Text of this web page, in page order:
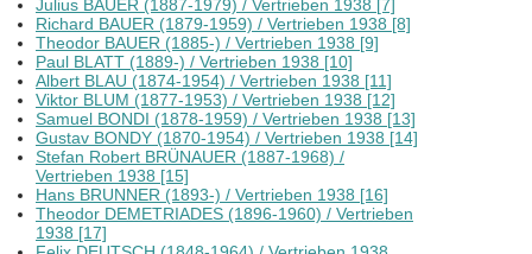
Julius BAUER (1887-1979) / Vertrieben 1938 [7]
Richard BAUER (1879-1959) / Vertrieben 1938 [8]
Theodor BAUER (1885-) / Vertrieben 1938 [9]
Paul BLATT (1889-) / Vertrieben 1938 [10]
Albert BLAU (1874-1954) / Vertrieben 1938 [11]
Viktor BLUM (1877-1953) / Vertrieben 1938 [12]
Samuel BONDI (1878-1959) / Vertrieben 1938 [13]
Gustav BONDY (1870-1954) / Vertrieben 1938 [14]
Stefan Robert BRÜNAUER (1887-1968) /
Vertrieben 1938 [15]
Hans BRUNNER (1893-) / Vertrieben 1938 [16]
Theodor DEMETRIADES (1896-1960) / Vertrieben
1938 [17]